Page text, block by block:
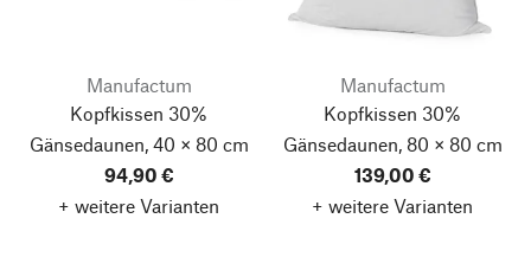
Manufactum
Kopfkissen 30%
Gänsedaunen, 40 × 80 cm
94,90 €
+ weitere Varianten
Manufactum
Kopfkissen 30%
Gänsedaunen, 80 × 80 cm
139,00 €
+ weitere Varianten